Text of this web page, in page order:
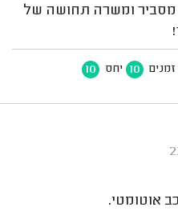
מסביר ומשרה תחושה של
זמנים 10 יחס 10
אוטומטי.